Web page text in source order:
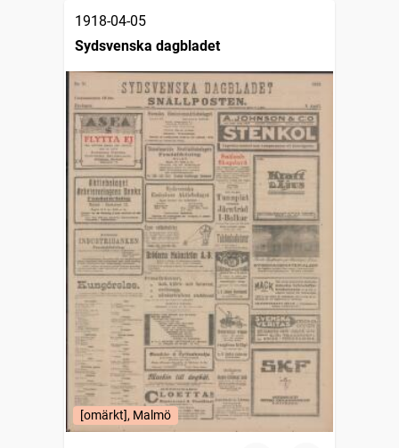
1918-04-05
Sydsvenska dagbladet
[omärkt], Malmö